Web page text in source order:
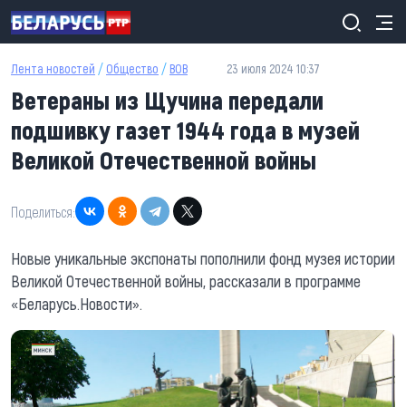
Перейти к основному содержанию
Лента новостей / Общество / ВОВ 23 июля 2024 10:37
Ветераны из Щучина передали
подшивку газет 1944 года в музей
Великой Отечественной войны
Поделиться:
Новые уникальные экспонаты пополнили фонд музея истории
Великой Отечественной войны, рассказали в программе
«Беларусь.Новости».